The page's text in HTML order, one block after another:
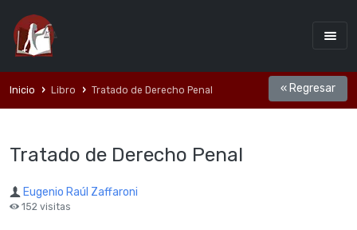
Inicio Libro Tratado de Derecho Penal « Regresar
Tratado de Derecho Penal
Eugenio Raúl Zaffaroni
152 visitas